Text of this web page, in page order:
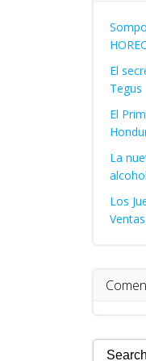
El
Tegus
El
La
alcohol
Los
Ventas
Search